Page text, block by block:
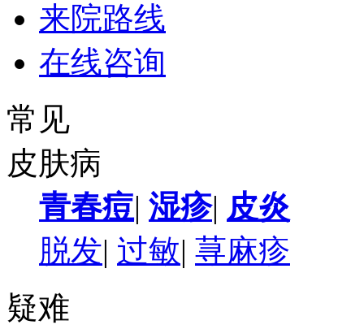
来院路线
在线咨询
常见
皮肤病
青春痘| 湿疹| 皮炎
脱发| 过敏| 荨麻疹
疑难